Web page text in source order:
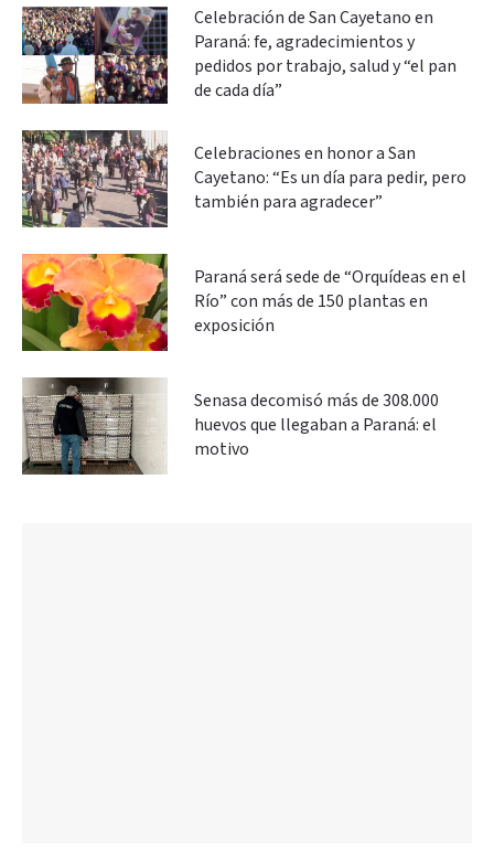
Celebración de San Cayetano en
Paraná: fe, agradecimientos y
pedidos por trabajo, salud y “el pan
de cada día”
Celebraciones en honor a San
Cayetano: “Es un día para pedir, pero
también para agradecer”
Paraná será sede de “Orquídeas en el
Río” con más de 150 plantas en
exposición
Senasa decomisó más de 308.000
huevos que llegaban a Paraná: el
motivo